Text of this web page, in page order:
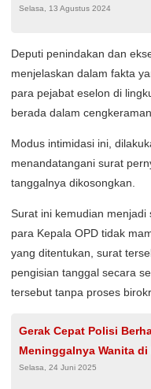
Selasa, 13 Agustus 2024
​Deputi penindakan dan
menjelaskan dalam fakta
para pejabat eselon di
berada dalam
Modus intimidasi ini,
menandatangani surat
tanggalnya dikosongkan.
Surat ini kemudian
para Kepala OPD tidak
yang ditentukan, surat
pengisian tanggal secara
tersebut tanpa proses
Gerak Cepat Polisi
Meninggalnya Wanita
Malang Kota Beberkan
Selasa, 24 Juni 2025